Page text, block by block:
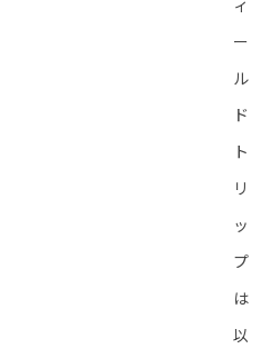
ィ
ー
ル
ド
ト
リ
ッ
プ
は
以